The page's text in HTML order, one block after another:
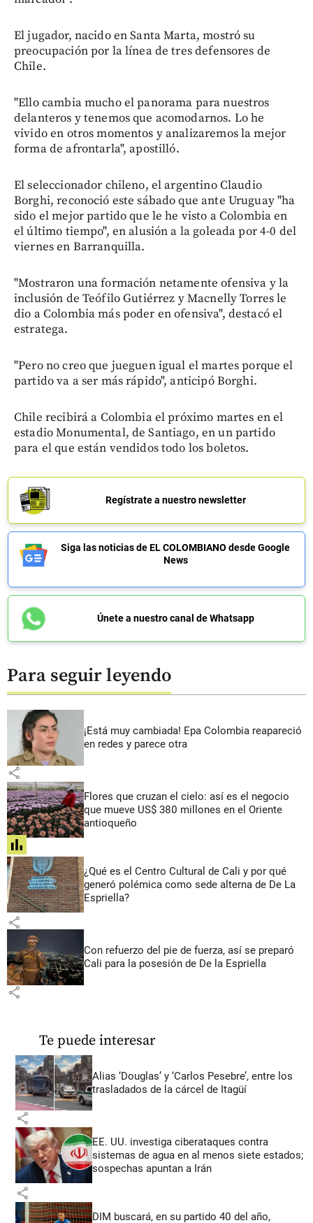
El jugador, nacido en Santa Marta, mostró su
preocupación por la línea de tres defensores de
Chile.
"Ello cambia mucho el panorama para nuestros
delanteros y tenemos que acomodarnos. Lo he
vivido en otros momentos y analizaremos la mejor
forma de afrontarla", apostilló.
El seleccionador chileno, el argentino Claudio
Borghi, reconoció este sábado que ante Uruguay "ha
sido el mejor partido que le he visto a Colombia en
el último tiempo", en alusión a la goleada por 4-0 del
viernes en Barranquilla.
"Mostraron una formación netamente ofensiva y la
inclusión de Teófilo Gutiérrez y Macnelly Torres le
dio a Colombia más poder en ofensiva", destacó el
estratega.
"Pero no creo que jueguen igual el martes porque el
partido va a ser más rápido", anticipó Borghi.
Chile recibirá a Colombia el próximo martes en el
estadio Monumental, de Santiago, en un partido
para el que están vendidos todo los boletos.
Regístrate a nuestro newsletter
Siga las noticias de EL COLOMBIANO desde Google
News
Únete a nuestro canal de Whatsapp
Para seguir leyendo
¡Está muy cambiada! Epa Colombia reapareció
en redes y parece otra
share
Flores que cruzan el cielo: así es el negocio
que mueve US$ 380 millones en el Oriente
antioqueño
share
¿Qué es el Centro Cultural de Cali y por qué
generó polémica como sede alterna de De La
Espriella?
share
Con refuerzo del pie de fuerza, así se preparó
Cali para la posesión de De la Espriella
share
Te puede interesar
Alias ‘Douglas’ y ‘Carlos Pesebre’, entre los
trasladados de la cárcel de Itagüí
share
EE. UU. investiga ciberataques contra
sistemas de agua en al menos siete estados;
sospechas apuntan a Irán
share
DIM buscará, en su partido 40 del año,